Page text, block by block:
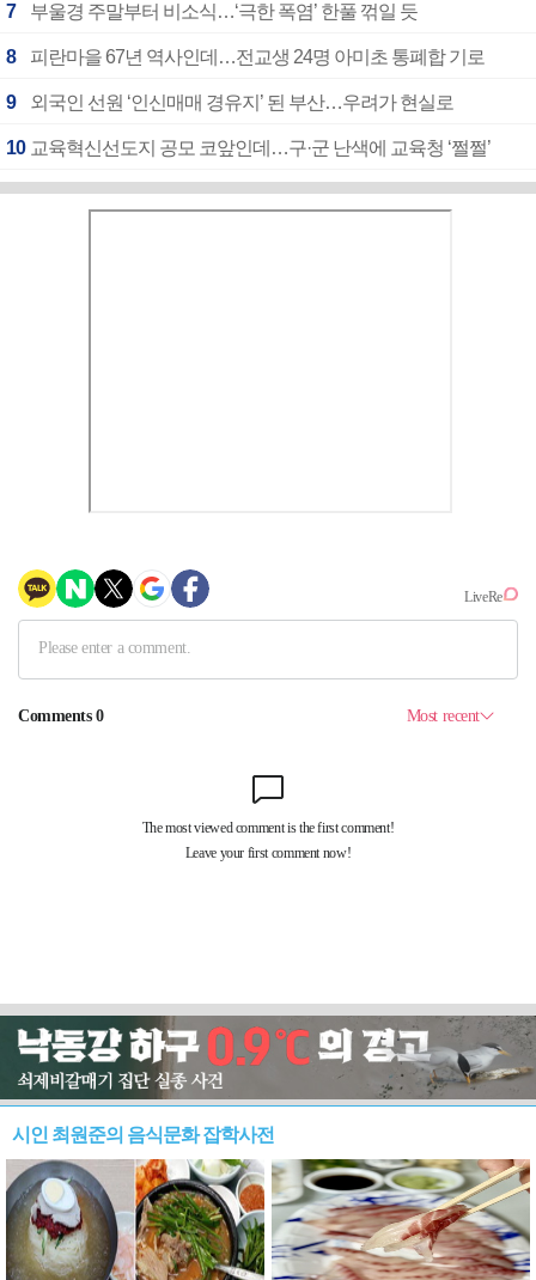
7 부울경 주말부터 비소식…‘극한 폭염’ 한풀 꺾일 듯
8 피란마을 67년 역사인데…전교생 24명 아미초 통폐합 기로
9 외국인 선원 ‘인신매매 경유지’ 된 부산…우려가 현실로
10 교육혁신선도지 공모 코앞인데…구·군 난색에 교육청 ‘쩔쩔’
시인 최원준의 음식문화 잡학사전